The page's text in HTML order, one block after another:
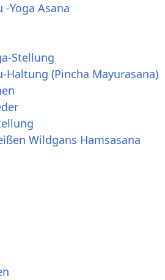
Yoga Asana
Stellung
Haltung (Pincha Mayurasana)
Wildgans Hamsasana